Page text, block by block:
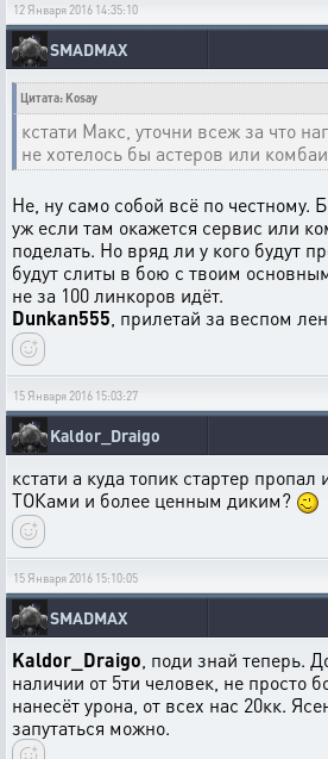
12 Января 2016 14:35:10
SMADMAX
Цитата: Kosay
кстати Макс, уточни всеж за что
не хотелось бы астеров или
Не, ну само собой всё по честному.
уж если там окажется сервис или
поделать. Но вряд ли у кого будут
будут слиты в бою с твоим
не за 100 линкоров идёт.
Dunkan555 , прилетай за веспом
15 Января 2016 15:03:27
Kaldor_Draigo
кстати а куда топик стартер
ТОКами и более ценным диким?
15 Января 2016 15:10:05
SMADMAX
Kaldor_Draigo , поди знай теперь.
наличии от 5ти человек, не просто
нанесёт урона, от всех нас 20кк.
запутаться можно.